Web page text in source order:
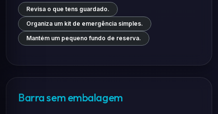
Revisa o que tens guardado.
Organiza um kit de emergência simples.
Mantém um pequeno fundo de reserva.
Barra sem embalagem